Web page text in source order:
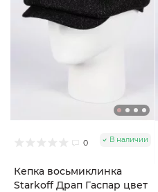
0 В наличии
Кепка восьмиклинка
Starkoff Драп Гаспар цвет